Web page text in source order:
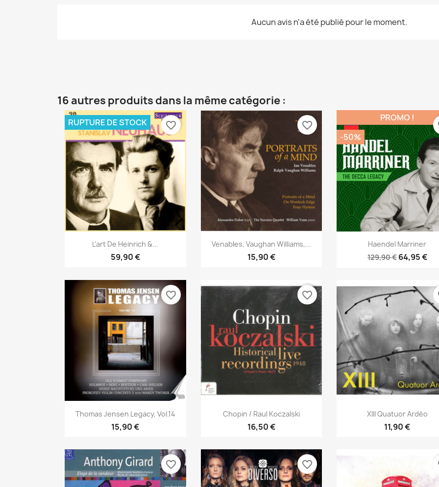
Aucun avis n'a été publié pour le moment.
16 autres produits dans la même catégorie :
Aperçu rapide
L’art De Heinrich &...
59,90 €
RUPTURE DE STOCK favorite_border
Aperçu rapide
Venables, Vaughan Williams,...
15,90 €
favorite_border
Aperçu rapide
Haendel Marriner
129,90 € 64,95 €
PROMO !
-50%
 Aperçu rapide
Thomas Jensen Legacy, Vol.14
15,90 €
favorite_border
Aperçu rapide
Chopin / Raul Koczalski
16,50 €
favorite_border
Aperçu rapide
XIII Quatuor Ardéo
11,90 €
favorite_border favorite_border